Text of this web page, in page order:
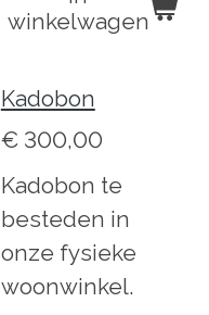
winkelwagen
Kadobon
€ 300,00
Kadobon te
besteden in
onze fysieke
woonwinkel.